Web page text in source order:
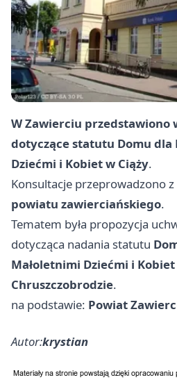
W Zawierciu przedstawiono
dotyczące statutu Domu dla
Dziećmi i Kobiet w Ciąży.
Konsultacje przeprowadzono
powiatu zawierciańskiego.
Tematem była propozycja
dotycząca nadania statutu
Małoletnimi Dziećmi i Kobiet
Chruszczobrodzie.
na podstawie: Powiat
Autor:krystian